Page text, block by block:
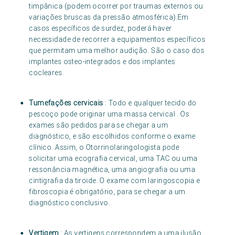
timpânica (podem ocorrer por traumas externos ou
variações bruscas da pressão atmosférica).Em
casos específicos de surdez, poderá haver
necessidade de recorrer a equipamentos específicos
que permitam uma melhor audição. São o caso dos
implantes osteo-integrados e dos implantes
cocleares.
Tumefações cervicais : Todo e qualquer tecido do
pescoço pode originar uma massa cervical . Os
exames são pedidos para se chegar a um
diagnóstico, e são escolhidos conforme o exame
clínico. Assim, o Otorrinolaringologista pode
solicitar uma ecografia cervical, uma TAC ou uma
ressonância magnética, uma angiografia ou uma
cintigrafia da tiroide. O exame com laringoscopia e
fibroscopia é obrigatório, para se chegar a um
diagnóstico conclusivo.
Vertigem : As vertigens correspondem a uma ilusão